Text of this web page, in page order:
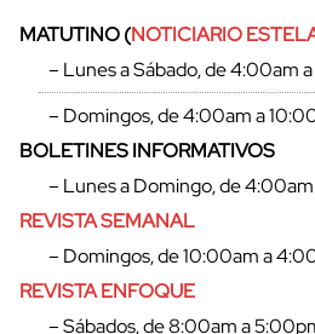
MATUTINO (NOTICIARIO
– Lunes a Sábado, de 4:00am
– Domingos, de 4:00am a
BOLETINES INFORMATIVOS
– Lunes a Domingo, de
REVISTA SEMANAL
– Domingos, de 10:00am a
REVISTA ENFOQUE
– Sábados, de 8:00am a